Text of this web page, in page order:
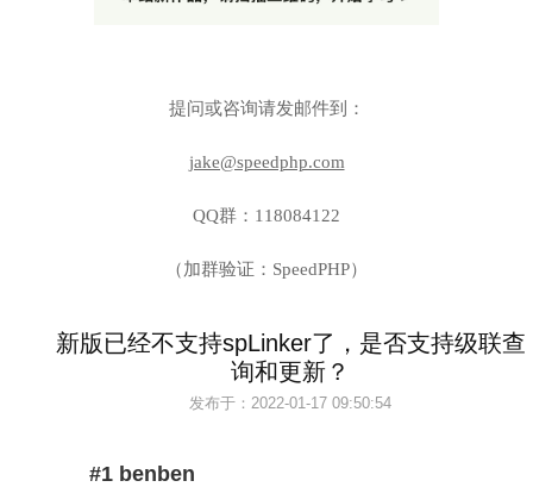
提问或咨询请发邮件到：
jake@speedphp.com
QQ群：118084122
（加群验证：SpeedPHP）
新版已经不支持spLinker了，是否支持级联查
询和更新？
发布于： 2022-01-17 09:50:54
#1 benben